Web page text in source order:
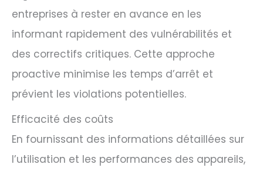
entreprises à rester en avance en les
informant rapidement des vulnérabilités et
des correctifs critiques. Cette approche
proactive minimise les temps d’arrêt et
prévient les violations potentielles.
Efficacité des coûts
En fournissant des informations détaillées sur
l’utilisation et les performances des appareils,